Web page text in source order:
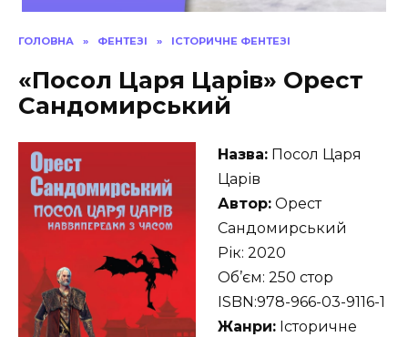
ГОЛОВНА » ФЕНТЕЗІ » ІСТОРИЧНЕ ФЕНТЕЗІ
«Посол Царя Царів» Орест
Сандомирський
Назва: Посол Царя
Царів
Автор: Орест
Сандомирський
Рік: 2020
Об’єм: 250 стор
ISBN:978-966-03-9116-1
Жанри: Історичне